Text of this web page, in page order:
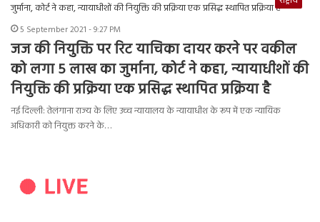
5 September 2021 - 9:27 PM
जज की नियुक्ति पर रिट याचिका दायर करने पर वकील
को लगा 5 लाख का जुर्माना, कोर्ट ने कहा, न्यायाधीशों की
नियुक्ति की प्रक्रिया एक प्रसिद्ध स्थापित प्रक्रिया है
नई दिल्ली: तेलंगाना राज्य के लिए उच्च न्यायालय के न्यायाधीश के रूप में एक न्यायिक
अधिकारी को नियुक्त करने के…